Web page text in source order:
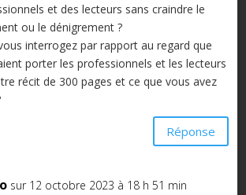
et des lecteurs sans craindre le
ou le dénigrement ?
interrogez par rapport au regard que
porter les professionnels et les lecteurs
récit de 300 pages et ce que vous avez
Réponse
sur 12 octobre 2023 à 18 h 51 min